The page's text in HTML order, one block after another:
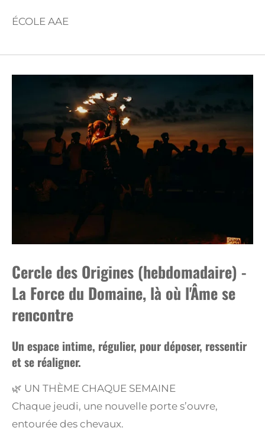
ÉCOLE AAE
Cercle des Origines (hebdomadaire) -
La Force du Domaine, là où l'Âme se
rencontre
Un espace intime, régulier, pour déposer, ressentir
et se réaligner.
🌿 UN THÈME CHAQUE SEMAINE
Chaque jeudi, une nouvelle porte s’ouvre,
entourée des chevaux.